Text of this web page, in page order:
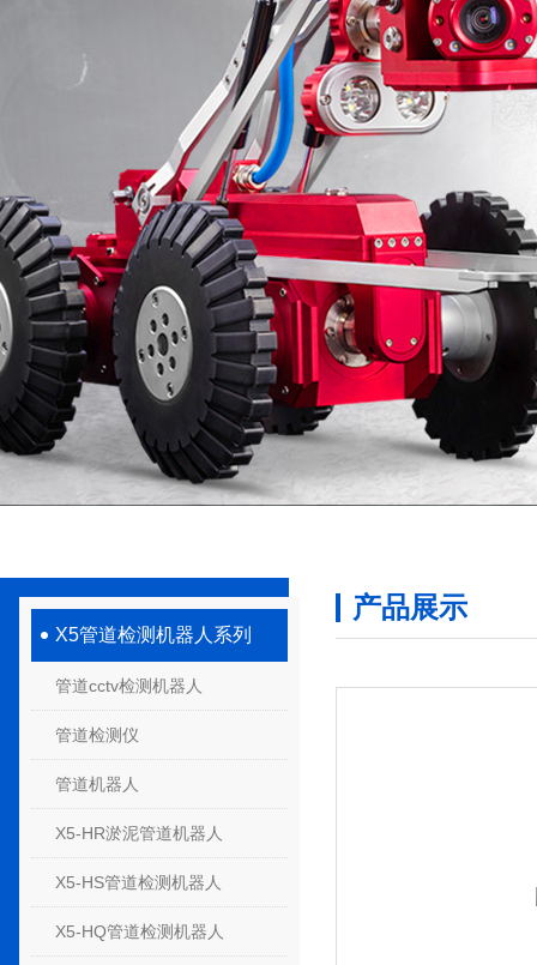
X5管道检测机器人系列
管道cctv检测机器人
管道检测仪
管道机器人
X5-HR淤泥管道机器人
X5-HS管道检测机器人
X5-HQ管道检测机器人
产品展示